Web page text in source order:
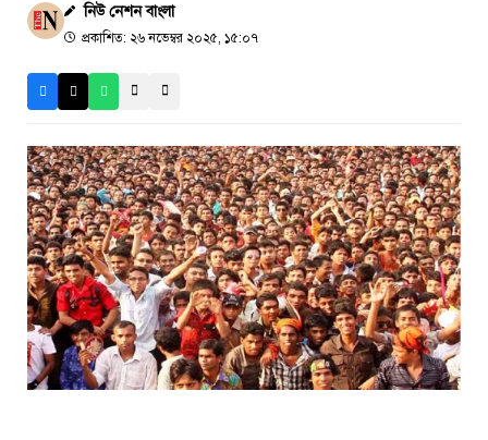
নিউ নেশন বাংলা
প্রকাশিত: ২৬ নভেম্বর ২০২৫, ১৫:০৭